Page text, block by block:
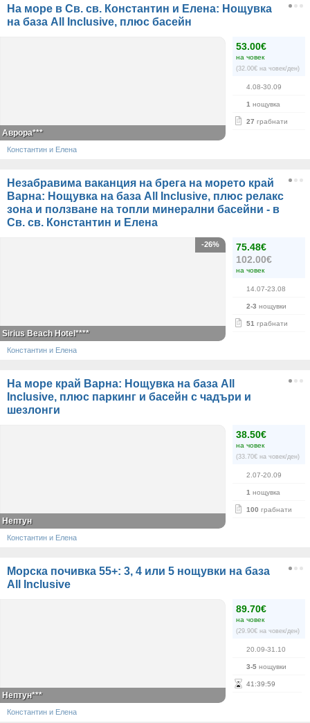
На море в Св. св. Константин и Елена: Нощувка
на база All Inclusive, плюс басейн
53.00€
на човек
(32.00€ на човек/ден)
4.08-30.09
1 нощувка
27 грабнати
Аврора***
Константин и Елена
Незабравима ваканция на брега на морето край
Варна: Нощувка на база All Inclusive, плюс релакс
зона и ползване на топли минерални басейни - в
Св. св. Константин и Елена
75.48€
102.00€
на човек
14.07-23.08
2-3 нощувки
51 грабнати
-26%
Sirius Beach Hotel****
Константин и Елена
На море край Варна: Нощувка на база All
Inclusive, плюс паркинг и басейн с чадъри и
шезлонги
38.50€
на човек
(33.70€ на човек/ден)
2.07-20.09
1 нощувка
100 грабнати
Нептун
Константин и Елена
Морска почивка 55+: 3, 4 или 5 нощувки на база
All Inclusive
89.70€
на човек
(29.90€ на човек/ден)
20.09-31.10
3-5 нощувки
41 :39:59
Нептун***
Константин и Елена